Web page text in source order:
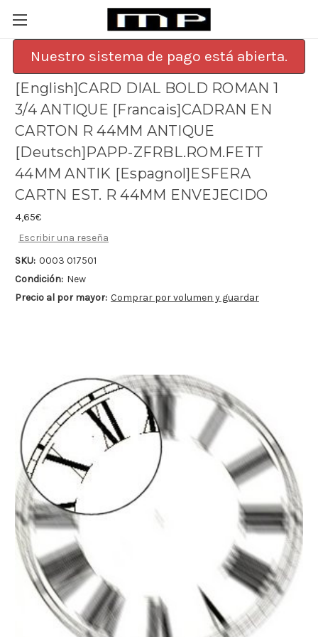
Nuestro sistema de pago está abierta.
[English]CARD DIAL BOLD ROMAN 1
3/4 ANTIQUE [Francais]CADRAN EN
CARTON R 44MM ANTIQUE
[Deutsch]PAPP-ZFRBL.ROM.FETT
44MM ANTIK [Espagnol]ESFERA
CARTN EST. R 44MM ENVEJECIDO
4,65€
Escribir una reseña
SKU: 0003 017501
Condición: New
Precio al por mayor: Comprar por volumen y guardar